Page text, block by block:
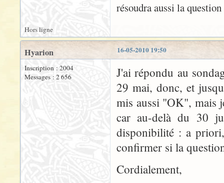
résoudra aussi la
Hors ligne
16-05-2010 19:50
Hyarion
Inscription : 2004
Messages : 2 656
J'ai répondu au
29 mai, donc, et
mis aussi "OK", mais
car au-delà du 30
disponibilité : a
confirmer si la
Cordialement,